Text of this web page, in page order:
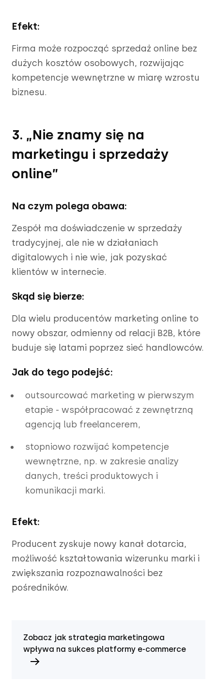
Efekt:
Firma może rozpocząć sprzedaż online bez
dużych kosztów osobowych, rozwijając
kompetencje wewnętrzne w miarę wzrostu
biznesu.
3. „Nie znamy się na
marketingu i sprzedaży
online”
Na czym polega obawa:
Zespół ma doświadczenie w sprzedaży
tradycyjnej, ale nie w działaniach
digitalowych i nie wie, jak pozyskać
klientów w internecie.
Skąd się bierze:
Dla wielu producentów marketing online to
nowy obszar, odmienny od relacji B2B, które
buduje się latami poprzez sieć handlowców.
Jak do tego podejść:
outsourcować marketing w pierwszym
etapie - współpracować z zewnętrzną
agencją lub freelancerem,
stopniowo rozwijać kompetencje
wewnętrzne, np. w zakresie analizy
danych, treści produktowych i
komunikacji marki.
Efekt:
Producent zyskuje nowy kanał dotarcia,
możliwość kształtowania wizerunku marki i
zwiększania rozpoznawalności bez
pośredników.
Zobacz jak strategia marketingowa
wpływa na sukces platformy e-commerce